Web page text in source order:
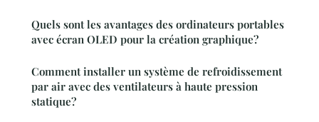
Quels sont les avantages des ordinateurs portables
avec écran OLED pour la création graphique?
Comment installer un système de refroidissement
par air avec des ventilateurs à haute pression
statique?